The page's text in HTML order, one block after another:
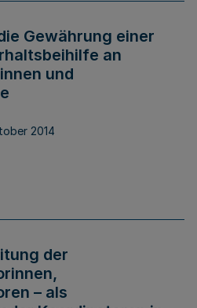
Gewährung einer
an
und
2014
der
– als